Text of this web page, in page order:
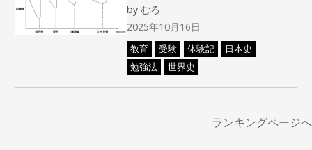
byむろ
2025年10月16日
教育 受験 体験記
日本史
勉強法
世界史
ランキングページへ